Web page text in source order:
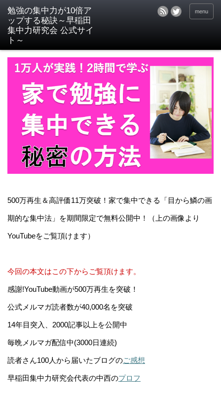
menu
500万再生＆高評価11万突破！家で集中できる「目から鱗の画
期的な集中法」を期間限定で無料公開中！（上の画像より
YouTubeをご覧頂けます）
今回の本文はこの下からご覧頂けます。
感謝!YouTube動画が500万再生を突破！
公式メルマガ読者数が40,000名を突破
14年目突入、2000記事以上を公開中
毎晩メルマガ配信中(3000日連続)
読者さん100人から届いたブログのご感想
早稲田集中力研究会代表の中西のプロフ